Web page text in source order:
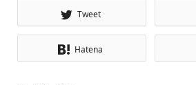
Tweet
Hatena